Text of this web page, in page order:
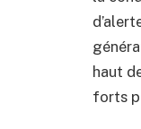
haut
forts